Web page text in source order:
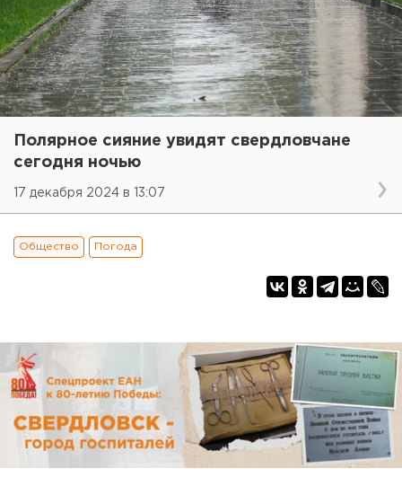
Полярное сияние увидят свердловчане
сегодня ночью
17 декабря 2024 в 13:07
Общество Погода